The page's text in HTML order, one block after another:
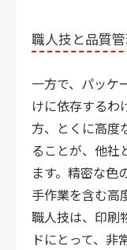
職人技と品質
一方で、パッケ
けに依存するわ
方、とくに高度
ることが、他社
ます。精密な色
手作業を含む高
職人技は、印刷
ドにとって、非